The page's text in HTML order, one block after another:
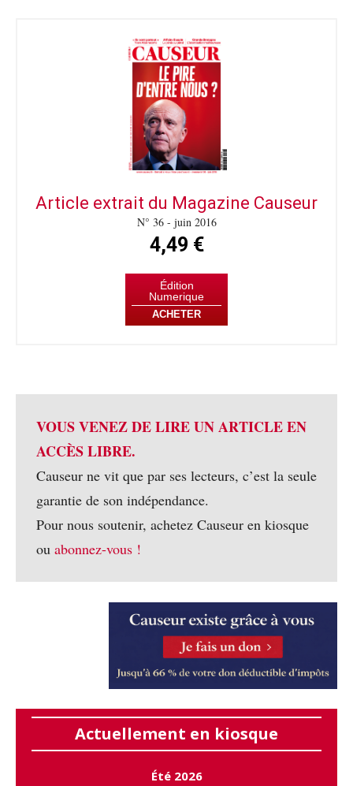
Article extrait du Magazine Causeur
N° 36 - juin 2016
4,49 €
Édition
Numerique
ACHETER
VOUS VENEZ DE LIRE UN ARTICLE EN
ACCÈS LIBRE.
Causeur ne vit que par ses lecteurs, c’est la seule
garantie de son indépendance.
Pour nous soutenir, achetez Causeur en kiosque
ou abonnez-vous !
Actuellement en kiosque
Été 2026